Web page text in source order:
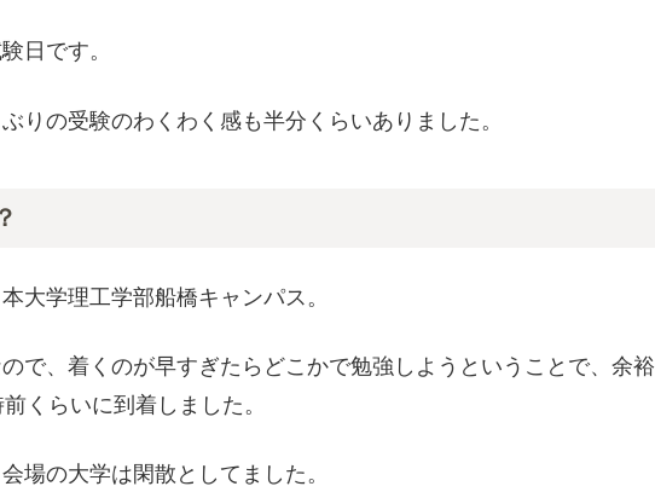
日です。
りの受験のわくわく感も半分くらいありました。
大学理工学部船橋キャンパス。
で、着くのが早すぎたらどこかで勉強しようということで、余裕
くらいに到着しました。
場の大学は閑散としてました。